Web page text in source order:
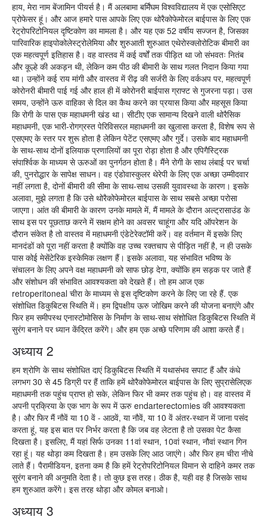
हाय, मेरा नाम बेंजामिन पीयर्स है। मैं अलबामा बर्मिंघम विश्वविद्यालय में एक एसोसिएट
प्रोफेसर हूं। और आज हमारे पास आपके लिए एक थोरैकोफेमोरल बाईपास के लिए एक
रेट्रोपरिटोनियल दृष्टिकोण का मामला है। और यह एक 52 वर्षीय सज्जन है, जिसका
पारिवारिक हाइपोकोलेस्ट्रोलेमिया और शुरुआती शुरुआत एथेरोस्क्लोरोटिक बीमारी का
एक महत्वपूर्ण इतिहास है। वह वास्तव में कई वर्षों तक पीड़ित था जो संभवतः नितंब
और कूल्हे की अकड़न थी, लेकिन कम पीठ की बीमारी के साथ गलत निदान किया गया
था। उन्होंने कई राय मांगी और वास्तव में रीढ़ की सर्जरी के लिए वर्कअप पर, महत्वपूर्ण
कोरोनरी बीमारी पाई गई और हाल ही में कोरोनरी बाईपास ग्राफ्ट से गुजरना पड़ा। उस
समय, उन्होंने ऊरु वाहिका से दिल का कैथ करने का प्रयास किया और महसूस किया
कि रोगी के पास एक महाधमनी खंड था। सीटीए एक सामान्य दिखने वाली थोरैसिक
महाधमनी, एक भारी-रोगग्रस्त पेरिविसरल महाधमनी का खुलासा करता है, विशेष रूप से
एसएमए के स्तर पर शुरू होता है लेकिन पेटेंट एसएमए और गुर्दे। उसके बाद महाधमनी
के साथ-साथ दोनों इलियाक प्रणालियों का पूरा रोड़ा होता है और एपिगैस्ट्रिक
संपार्श्विक के माध्यम से ऊरुओं का पुनर्गठन होता है। मैंने रोगी के साथ लंबाई पर चर्चा
की, पुनरोद्धार के सापेक्ष साधन। वह एंडोवास्कुलर थेरेपी के लिए एक अच्छा उम्मीदवार
नहीं लगता है, दोनों बीमारी की सीमा के साथ-साथ उसकी युवावस्था के कारण। इसके
अलावा, मुझे लगता है कि उसे थोरैकोफेमोरल बाईपास के साथ सबसे अच्छा परोसा
जाएगा। आंत की बीमारी के कारण उनके मामले में, मैं मामले के दौरान अल्ट्रासाउंड के
साथ इस पर पूछताछ करने में सक्षम होने का अवसर चाहूंगा और यदि ऑपरेशन के
दौरान संकेत है तो वास्तव में महाधमनी एंडेटेरेक्टॉमी करें। वह वर्तमान में इसके लिए
मानदंडों को पूरा नहीं करता है क्योंकि वह उच्च रक्तचाप से पीड़ित नहीं है, न ही उसके
पास कोई मेसेंटेरिक इस्केमिक लक्षण हैं। इसके अलावा, यह संभावित भविष्य के
संचालन के लिए अपने वक्ष महाधमनी को साफ छोड़ देगा, क्योंकि हम सड़क पर जाते हैं
और संशोधन की संभावित आवश्यकता को देखते हैं। तो हम आज एक
retroperitoneal चीरा के माध्यम से इस दृष्टिकोण करने के लिए जा रहे हैं. एक
संशोधित डिकुबिटस स्थिति में। हम द्विपक्षीय ऊरु जोखिम करने की योजना बनाएंगे और
फिर हम समीपस्थ एनास्टोमोसिस के निर्माण के साथ-साथ संशोधित डिकुबिटस स्थिति में
सुरंग बनाने पर ध्यान केंद्रित करेंगे। और हम एक अच्छे परिणाम की आशा करते हैं।
अध्याय 2
हम श्रोणि के साथ संशोधित दाएं डिकुबिटस स्थिति में यथासंभव सपाट हैं और कंधे
लगभग 30 से 45 डिग्री पर हैं ताकि हमें थोरैकोफेमोरल बाईपास के लिए सुप्रासेलिएक
महाधमनी तक पहुंच प्राप्त हो सके, लेकिन फिर भी कमर तक पहुंच हो। वह वास्तव में
अपनी प्रक्रिया के एक भाग के रूप में ऊरु endarterectomies की आवश्यकता
है। और फिर मैं नौवें या 10 वें - आठवें, या नौवें, या 10 वें अंतर-स्थान में जाना पसंद
करता हूं, यह इस बात पर निर्भर करता है कि जब वह लेटता है तो उसका पेट कैसा
दिखता है। इसलिए, मैं यहां सिर्फ उनका 11वां स्थान, 10वां स्थान, नौवां स्थान गिन
रहा हूं। यह थोड़ा कम दिखता है। हम उसके लिए आठ जाएंगे। और फिर हम चीरा नीचे
लाते हैं। पैरामीडियन, इतना कम है कि हमें रेट्रोपरिटोनियल विमान से दाहिने कमर तक
सुरंग बनाने की अनुमति देता है। तो कुछ इस तरह। ठीक है, यही वह है जिसके साथ
हम शुरुआत करेंगे। इस तरह थोड़ा और कोमल बनाओ।
अध्याय 3